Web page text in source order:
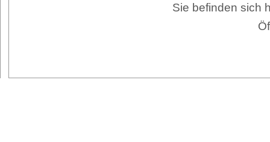
Sie befinden sich